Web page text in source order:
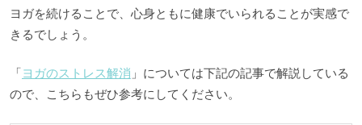
ヨガを続けることで、心身ともに健康でいられることが実感で
きるでしょう。
「ヨガのストレス解消 」については下記の記事で解説している
ので、こちらもぜひ参考にしてください。